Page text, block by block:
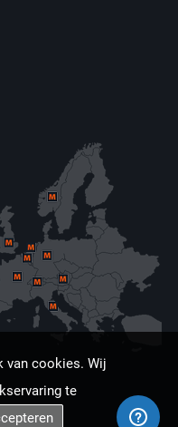
van cookies. Wij
te